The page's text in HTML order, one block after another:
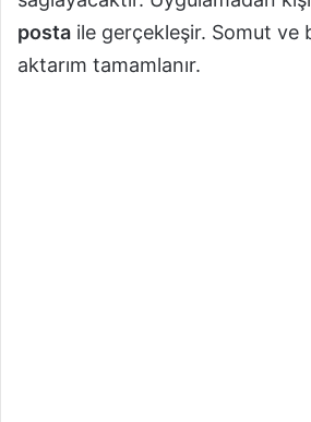
posta ile gerçekleşir. Somut ve
aktarım tamamlanır.